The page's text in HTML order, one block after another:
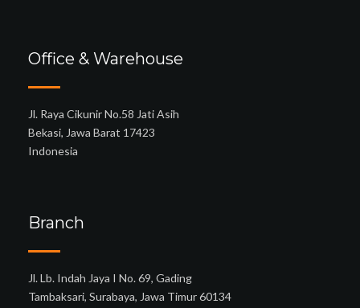
Office & Warehouse
Jl. Raya Cikunir No.58 Jati Asih
Bekasi, Jawa Barat 17423
Indonesia
Branch
Jl. Lb. Indah Jaya I No. 69, Gading
Tambaksari, Surabaya, Jawa Timur 60134